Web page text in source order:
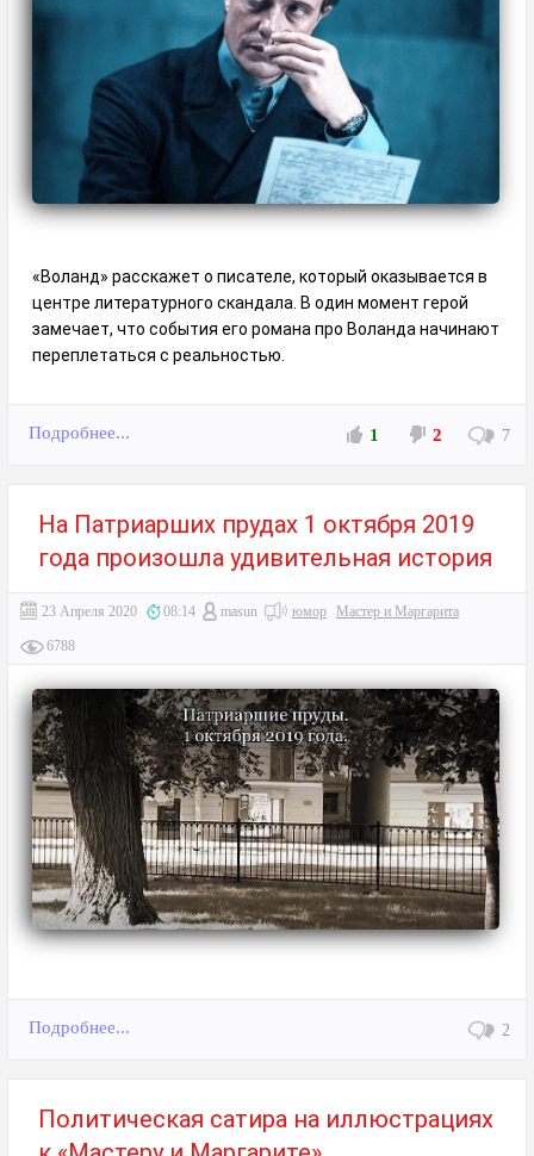
«Воланд» расскажет о писателе, который оказывается в
центре литературного скандала. В один момент герой
замечает, что события его романа про Воланда начинают
переплетаться с реальностью.
Подробнее... 1 2 7
На Патриарших прудах 1 октября 2019
года произошла удивительная история
23 Апреля 2020 08:14 masun юмор Мастер и Маргарита
6788
Подробнее... 2
Политическая сатира на иллюстрациях